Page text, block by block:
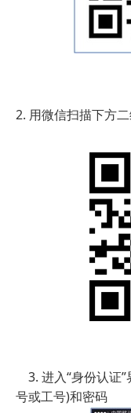
2. 用微信扫描下方
3. 进入“身份认证
号或工号)和密码